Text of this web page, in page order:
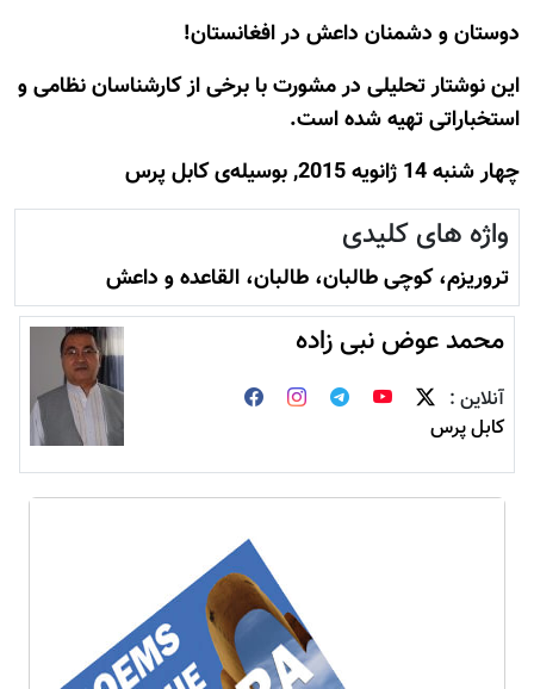
دوستان و دشمنان داعش در افغانستان!
این نوشتار تحلیلی در مشورت با برخی از کارشناسان نظامی و
استخباراتی تهیه شده است.
چهار شنبه 14 ژانويه 2015, بوسيله‌ى کابل پرس
واژه های کلیدی
تروريزم، کوچی طالبان، طالبان، القاعده و داعش
محمد عوض نبی زاده
آنلاین :
کابل پرس